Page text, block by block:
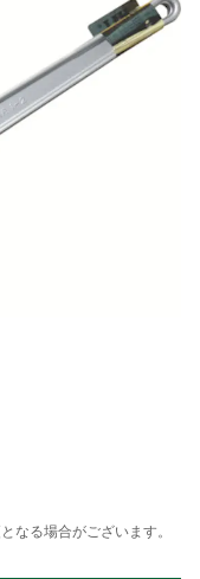
なる場合がございます。